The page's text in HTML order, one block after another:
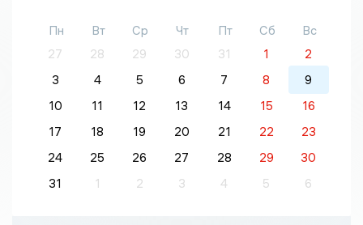
Пн Вт Ср Чт Пт Сб
Вс
27
28 29 30 31 1
2
3
4 5 6 7 8
9
10
11 12 13 14 15
16
17
18 19 20 21 22
23
24
25 26 27 28 29
30
31
1 2 3 4 5 6